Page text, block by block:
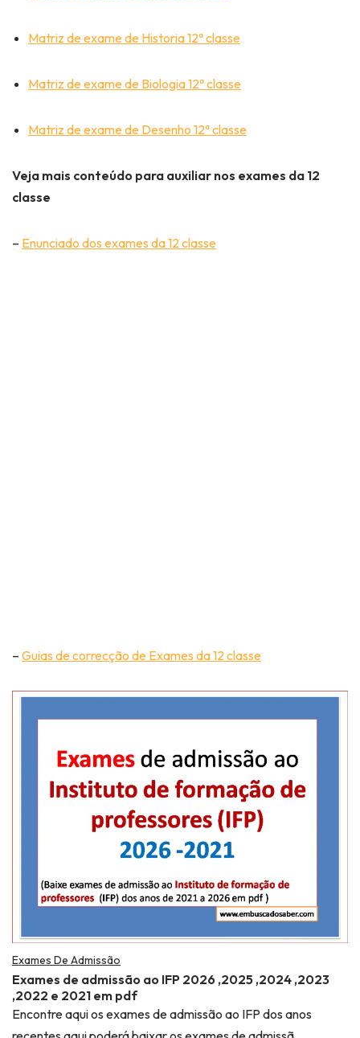
Matriz de exame de Historia 12ª classe
Matriz de exame de Biologia 12ª classe
Matriz de exame de Desenho 12ª classe
Veja mais conteúdo para auxiliar nos exames da 12
classe
– Enunciado dos exames da 12 classe
– Guias de correcção de Exames da 12 classe
Exames De Admissão
Exames de admissão ao IFP 2026 ,2025 ,2024 ,2023
,2022 e 2021 em pdf
Encontre aqui os exames de admissão ao IFP dos anos